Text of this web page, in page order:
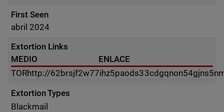
First Seen
abril 2024
Extortion Links
MEDIO
ENLACE
TORhttp://
Extortion Types
Blackmail